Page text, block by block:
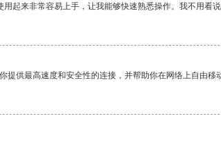
起来非常容易上手，让我能够快速熟悉操作。我不用看
提供最高速度和安全性的连接，并帮助你在网络上自由移